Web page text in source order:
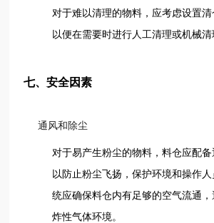
对于难以清理的物料，应考虑设置清
以便在需要时进行人工清理或机械清
七、安全因素
通风和除尘
对于易产生粉尘的物料，料仓应配备
以防止粉尘飞扬，保护环境和操作
统应确保料仓内有足够的空气流通
炸性气体环境。